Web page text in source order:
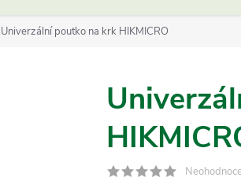
Univerzální poutko na krk HIKMICRO